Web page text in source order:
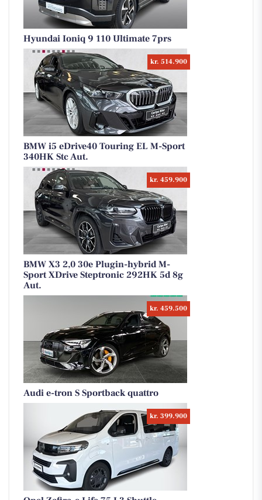
Hyundai Ioniq 9 110 Ultimate 7prs
kr. 514.900
BMW i5 eDrive40 Touring EL M-Sport
340HK Stc Aut.
kr. 459.900
BMW X3 2,0 30e Plugin-hybrid M-
Sport XDrive Steptronic 292HK 5d 8g
Aut.
kr. 459.500
Audi e-tron S Sportback quattro
kr. 399.900